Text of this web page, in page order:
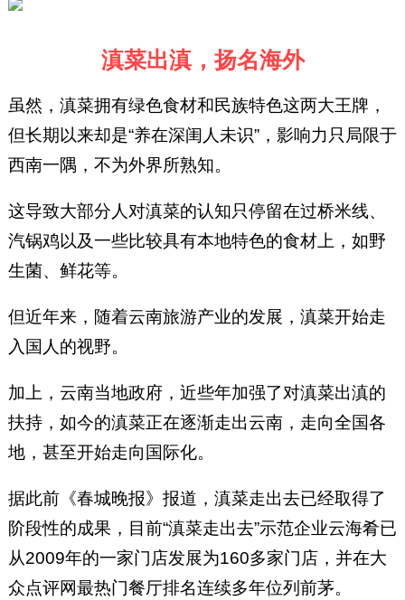
滇菜出滇，扬名海外
虽然，滇菜拥有绿色食材和民族特色这两大王牌，
但长期以来却是“养在深闺人未识”，影响力只局限于
西南一隅，不为外界所熟知。
这导致大部分人对滇菜的认知只停留在过桥米线、
汽锅鸡以及一些比较具有本地特色的食材上，如野
生菌、鲜花等。
但近年来，随着云南旅游产业的发展，滇菜开始走
入国人的视野。
加上，云南当地政府，近些年加强了对滇菜出滇的
扶持，如今的滇菜正在逐渐走出云南，走向全国各
地，甚至开始走向国际化。
据此前《春城晚报》报道，滇菜走出去已经取得了
阶段性的成果，目前“滇菜走出去”示范企业云海肴已
从2009年的一家门店发展为160多家门店，并在大
众点评网最热门餐厅排名连续多年位列前茅。